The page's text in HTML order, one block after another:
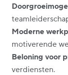
Moderne
motiverende
Beloning voor
verdiensten.